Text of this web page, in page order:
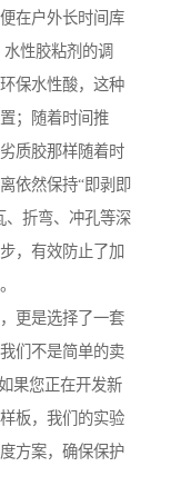
在户外长时间库
性胶粘剂的调
保水性酸，这种
；随着时间推
质胶那样随着时
依然保持“即剥即
、折弯、冲孔等深
，有效防止了加
更是选择了一套
们不是简单的卖
果您正在开发新
板，我们的实验
方案，确保保护